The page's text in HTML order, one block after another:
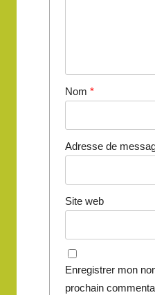
Nom *
Adresse de
Site web
Enregistrer mon
prochain